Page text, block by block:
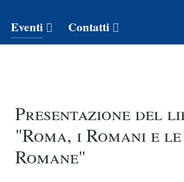
Eventi Contatti
Presentazione del
"Roma, i Romani e le
Romane"